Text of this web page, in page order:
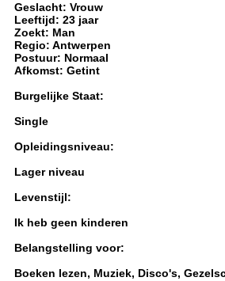
Geslacht: Vrouw
Leeftijd: 23 jaar
Zoekt: Man
Regio: Antwerpen
Postuur: Normaal
Afkomst: Getint
Burgelijke Staat:
Single
Opleidingsniveau:
Lager niveau
Levenstijl:
Ik heb geen kinderen
Belangstelling voor:
Boeken lezen, Muziek, Disco's,